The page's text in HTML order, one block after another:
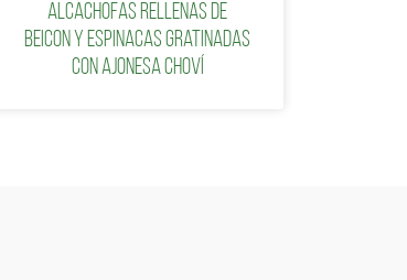
Alcachofas rellenas de
beicon y espinacas gratinadas
con ajonesa Choví